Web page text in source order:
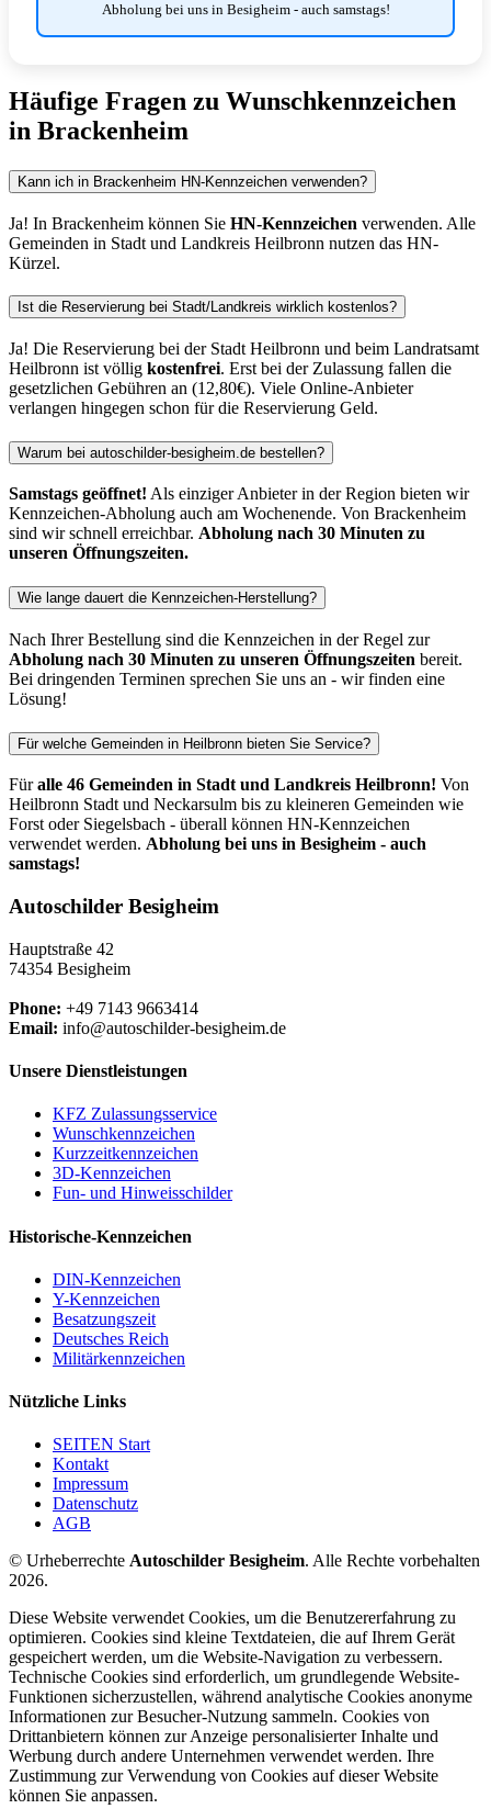
Abholung bei uns in Besigheim - auch samstags!
Häufige Fragen zu Wunschkennzeichen
in Brackenheim
Kann ich in Brackenheim HN-Kennzeichen verwenden?
Ja! In Brackenheim können Sie HN-Kennzeichen verwenden. Alle
Gemeinden in Stadt und Landkreis Heilbronn nutzen das HN-
Kürzel.
Ist die Reservierung bei Stadt/Landkreis wirklich kostenlos?
Ja! Die Reservierung bei der Stadt Heilbronn und beim Landratsamt
Heilbronn ist völlig kostenfrei. Erst bei der Zulassung fallen die
gesetzlichen Gebühren an (12,80€). Viele Online-Anbieter
verlangen hingegen schon für die Reservierung Geld.
Warum bei autoschilder-besigheim.de bestellen?
Samstags geöffnet! Als einziger Anbieter in der Region bieten wir
Kennzeichen-Abholung auch am Wochenende. Von Brackenheim
sind wir schnell erreichbar. Abholung nach 30 Minuten zu
unseren Öffnungszeiten.
Wie lange dauert die Kennzeichen-Herstellung?
Nach Ihrer Bestellung sind die Kennzeichen in der Regel zur
Abholung nach 30 Minuten zu unseren Öffnungszeiten bereit.
Bei dringenden Terminen sprechen Sie uns an - wir finden eine
Lösung!
Für welche Gemeinden in Heilbronn bieten Sie Service?
Füralle 46 Gemeinden in Stadt und Landkreis Heilbronn! Von
Heilbronn Stadt und Neckarsulm bis zu kleineren Gemeinden wie
Forst oder Siegelsbach - überall können HN-Kennzeichen
verwendet werden. Abholung bei uns in Besigheim - auch
samstags!
Autoschilder Besigheim
Hauptstraße 42
74354 Besigheim
Phone: +49 7143 9663414
Email: info@autoschilder-besigheim.de
Unsere Dienstleistungen
KFZ Zulassungsservice
Wunschkennzeichen
Kurzzeitkennzeichen
3D-Kennzeichen
Fun- und Hinweisschilder
Historische-Kennzeichen
DIN-Kennzeichen
Y-Kennzeichen
Besatzungszeit
Deutsches Reich
Militärkennzeichen
Nützliche Links
SEITEN Start
Kontakt
Impressum
Datenschutz
AGB
© Urheberrechte Autoschilder Besigheim. Alle Rechte vorbehalten
2026.
Diese Website verwendet Cookies, um die Benutzererfahrung zu
optimieren. Cookies sind kleine Textdateien, die auf Ihrem Gerät
gespeichert werden, um die Website-Navigation zu verbessern.
Technische Cookies sind erforderlich, um grundlegende Website-
Funktionen sicherzustellen, während analytische Cookies anonyme
Informationen zur Besucher-Nutzung sammeln. Cookies von
Drittanbietern können zur Anzeige personalisierter Inhalte und
Werbung durch andere Unternehmen verwendet werden. Ihre
Zustimmung zur Verwendung von Cookies auf dieser Website
können Sie anpassen.